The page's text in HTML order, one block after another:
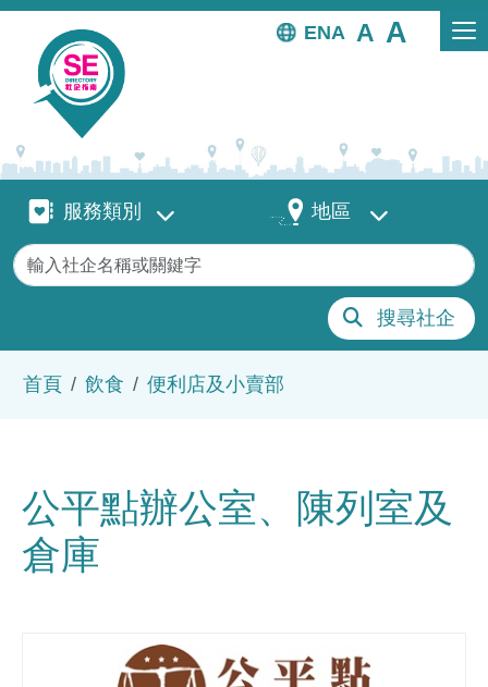
移至主內容
EN
服務類別服務類別 地區 地區
關鍵字
搜尋社企
首頁 飲食 便利店及小賣部
公平點辦公室、陳列室及
倉庫